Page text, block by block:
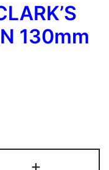
130mm
+